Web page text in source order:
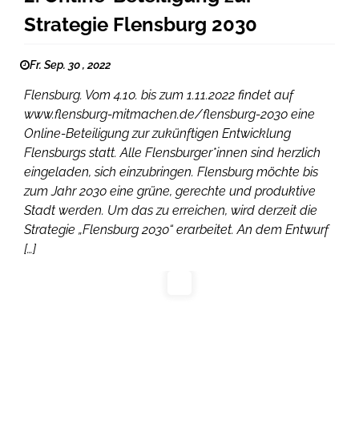
Strategie Flensburg 2030
Fr. Sep. 30 , 2022
Flensburg. Vom 4.10. bis zum 1.11.2022 findet auf
www.flensburg-mitmachen.de/flensburg-2030 eine
Online-Beteiligung zur zukünftigen Entwicklung
Flensburgs statt. Alle Flensburger*innen sind herzlich
eingeladen, sich einzubringen. Flensburg möchte bis
zum Jahr 2030 eine grüne, gerechte und produktive
Stadt werden. Um das zu erreichen, wird derzeit die
Strategie „Flensburg 2030“ erarbeitet. An dem Entwurf
[…]